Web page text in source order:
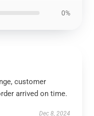
0%
customer
arrived on time.
Dec 8, 2024